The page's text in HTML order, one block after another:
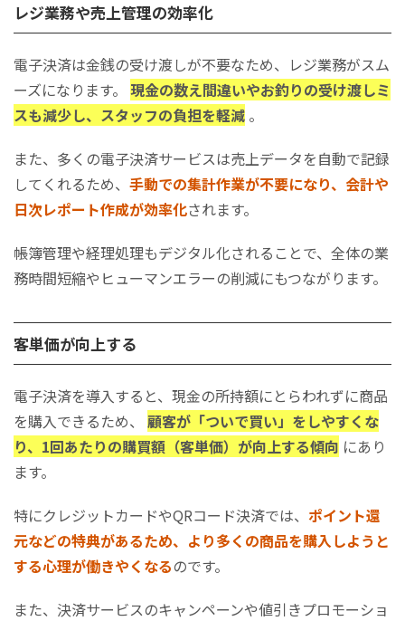
レジ業務や売上管理の効率化
電子決済は金銭の受け渡しが不要なため、レジ業務がスム
ーズになります。 現金の数え間違いやお釣りの受け渡しミ
スも減少し、スタッフの負担を軽減 。
また、多くの電子決済サービスは売上データを自動で記録
してくれるため、 手動での集計作業が不要になり、会計や
日次レポート作成が効率化されます。
帳簿管理や経理処理もデジタル化されることで、全体の業
務時間短縮やヒューマンエラーの削減にもつながります。
客単価が向上する
電子決済を導入すると、現金の所持額にとらわれずに商品
を購入できるため、 顧客が「ついで買い」をしやすくな
り、1回あたりの購買額（客単価）が向上する傾向 にあり
ます。
特にクレジットカードやQRコード決済では、 ポイント還
元などの特典があるため、より多くの商品を購入しようと
する心理が働きやくなるのです。
また、決済サービスのキャンペーンや値引きプロモーショ